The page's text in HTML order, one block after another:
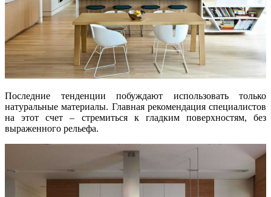
Последние тенденции побуждают использовать только
натуральные материалы. Главная рекомендация специалистов
на этот счет – стремиться к гладким поверхностям, без
выраженного рельефа.